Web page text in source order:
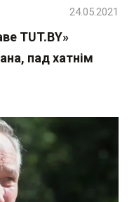
TUT.BY»
пад хатнім
24.05.2021